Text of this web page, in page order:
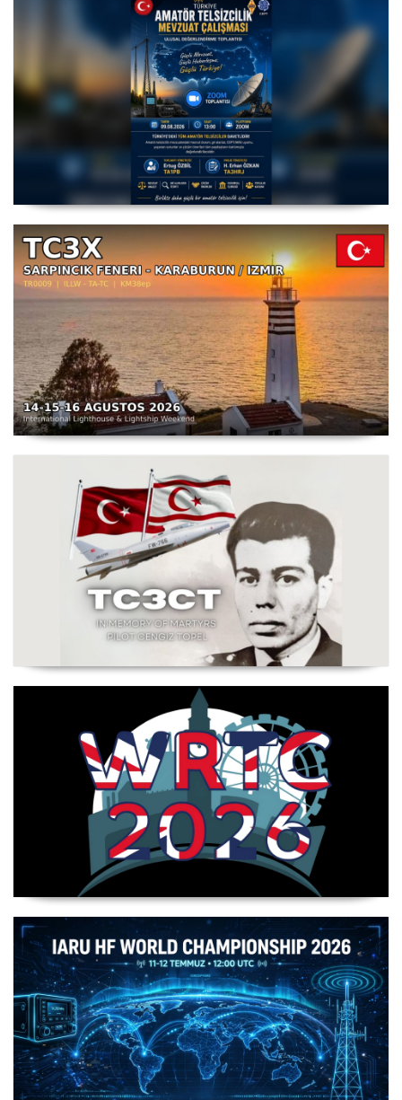
Amatör Telsizcilik Mevzuat Çalışması
TC3X - Sarpıncık Feneri'nden ILLW'de Aktif Olacak - 14-
Şehit Pilot Yüzbaşı Cengiz Topel Anma Etkinliği
WRTC 2026 Şampiyonu Litvanya Takımı